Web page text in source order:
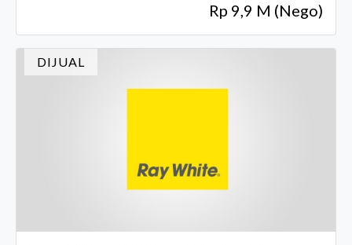
Rp 9,9 M (Nego)
DIJUAL